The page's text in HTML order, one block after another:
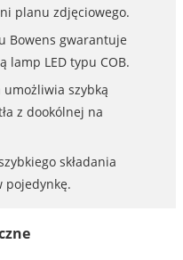
planu zdjęciowego.
Bowens gwarantuje
lamp LED typu COB.
umożliwia szybką
z dookólnej na
składania
pojedynkę.